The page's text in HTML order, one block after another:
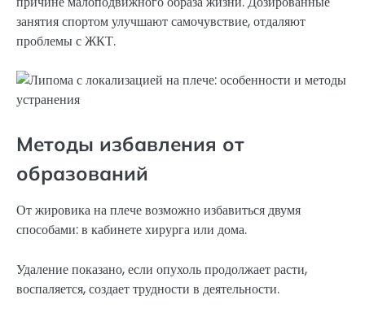
занятия спортом улучшают самочувствие, отдаляют
проблемы с ЖКТ.
Методы избавления от
образований
От жировика на плече возможно избавиться двумя
способами: в кабинете хирурга или дома.
Удаление показано, если опухоль продолжает расти,
воспаляется, создает трудности в деятельности.